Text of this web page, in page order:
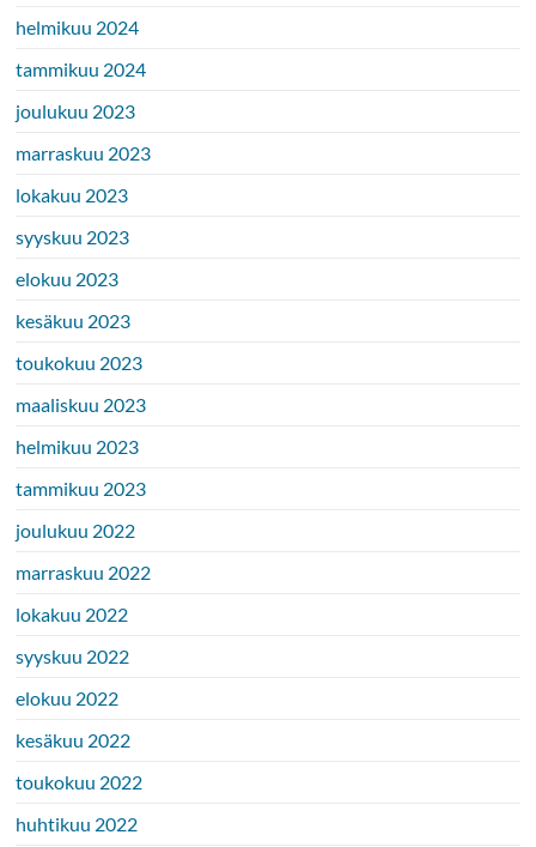
helmikuu 2024
tammikuu 2024
joulukuu 2023
marraskuu 2023
lokakuu 2023
syyskuu 2023
elokuu 2023
kesäkuu 2023
toukokuu 2023
maaliskuu 2023
helmikuu 2023
tammikuu 2023
joulukuu 2022
marraskuu 2022
lokakuu 2022
syyskuu 2022
elokuu 2022
kesäkuu 2022
toukokuu 2022
huhtikuu 2022